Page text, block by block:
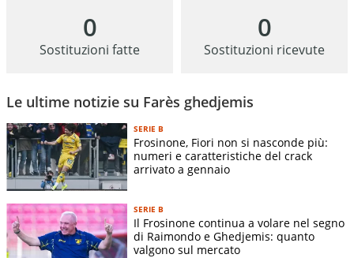
0
Sostituzioni fatte
0
Sostituzioni ricevute
Le ultime notizie su Farès ghedjemis
SERIE B
Frosinone, Fiori non si nasconde più:
numeri e caratteristiche del crack
arrivato a gennaio
SERIE B
Il Frosinone continua a volare nel segno
di Raimondo e Ghedjemis: quanto
valgono sul mercato